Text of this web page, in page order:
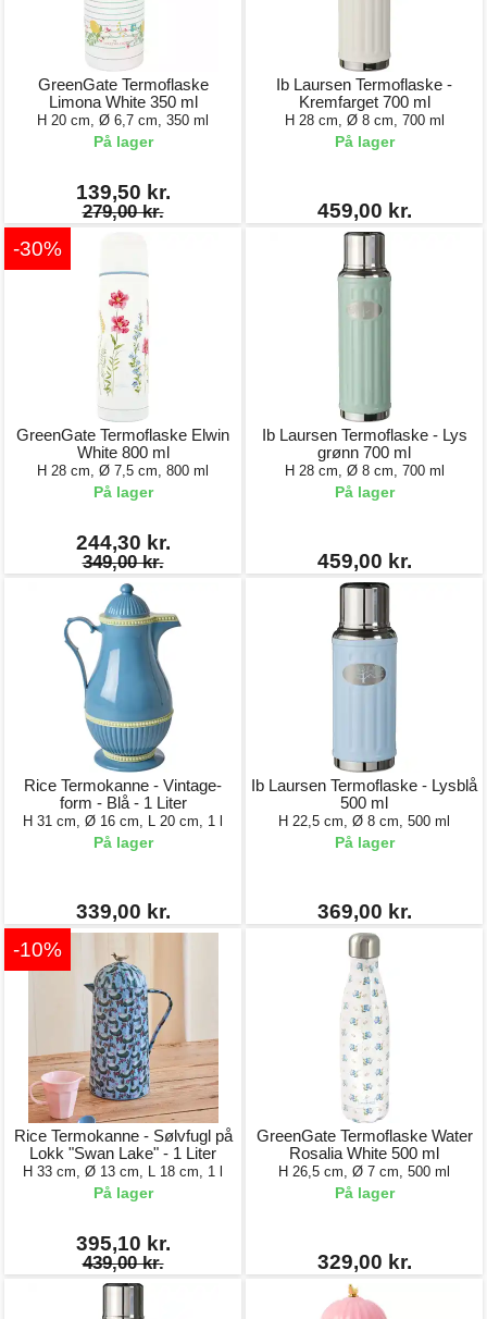
GreenGate Termoflaske
Limona White 350 ml
H 20 cm, Ø 6,7 cm, 350 ml
På lager
139,50 kr.
279,00 kr.
Ib Laursen Termoflaske -
Kremfarget 700 ml
H 28 cm, Ø 8 cm, 700 ml
På lager
459,00 kr.
-30%
GreenGate Termoflaske Elwin
White 800 ml
H 28 cm, Ø 7,5 cm, 800 ml
På lager
244,30 kr.
349,00 kr.
Ib Laursen Termoflaske - Lys
grønn 700 ml
H 28 cm, Ø 8 cm, 700 ml
På lager
459,00 kr.
Rice Termokanne - Vintage-
form - Blå - 1 Liter
H 31 cm, Ø 16 cm, L 20 cm, 1 l
På lager
339,00 kr.
Ib Laursen Termoflaske - Lysblå
500 ml
H 22,5 cm, Ø 8 cm, 500 ml
På lager
369,00 kr.
-10%
Rice Termokanne - Sølvfugl på
Lokk "Swan Lake" - 1 Liter
H 33 cm, Ø 13 cm, L 18 cm, 1 l
På lager
395,10 kr.
439,00 kr.
GreenGate Termoflaske Water
Rosalia White 500 ml
H 26,5 cm, Ø 7 cm, 500 ml
På lager
329,00 kr.